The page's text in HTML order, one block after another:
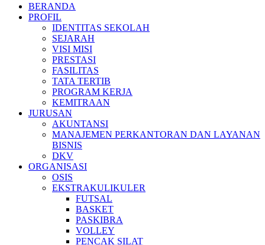
BERANDA
PROFIL
IDENTITAS SEKOLAH
SEJARAH
VISI MISI
PRESTASI
FASILITAS
TATA TERTIB
PROGRAM KERJA
KEMITRAAN
JURUSAN
AKUNTANSI
MANAJEMEN PERKANTORAN DAN LAYANAN
BISNIS
DKV
ORGANISASI
OSIS
EKSTRAKULIKULER
FUTSAL
BASKET
PASKIBRA
VOLLEY
PENCAK SILAT